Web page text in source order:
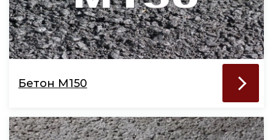
Бетон М150